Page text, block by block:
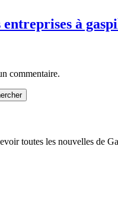
à
commentaire.
toutes les nouvelles de